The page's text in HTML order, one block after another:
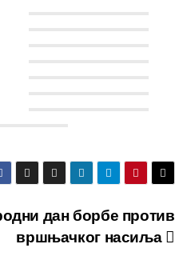
дан борбе против
вршњачког насиља